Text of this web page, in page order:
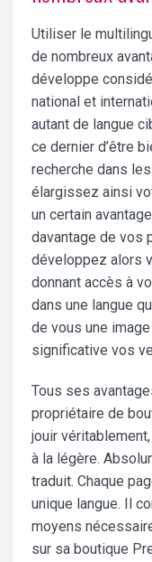
Utiliser le
de nombreux
développe
national et
autant de langue
ce dernier d’être
recherche dans
élargissez ainsi
un certain
davantage de vos
développez alors
donnant accès à
dans une langue
de vous une
significative vos
Tous ses
propriétaire de
jouir
à la légère.
traduit. Chaque
unique langue. Il
moyens
sur sa boutique